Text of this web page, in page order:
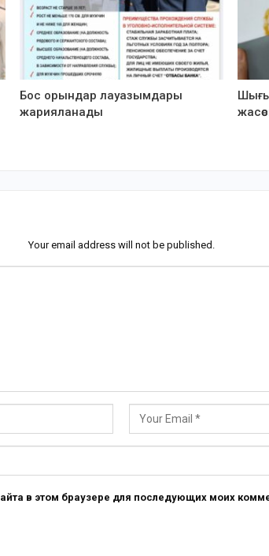
Бос орындар лауазымдары
жарияланады
Your email address will not be published.
в этом браузере для последующих моих